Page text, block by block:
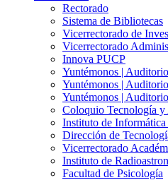
Rectorado
Sistema de Bibliotecas
Vicerrectorado de
Vicerrectorado
Innova PUCP
Yuntémonos |
Yuntémonos |
Yuntémonos |
Coloquio Tecnología
Instituto de
Dirección de
Vicerrectorado
Instituto de
Facultad de Psicología